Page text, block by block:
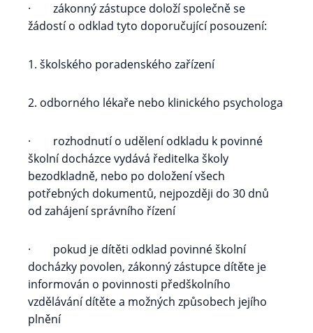
· zákonný zástupce doloží společně se
žádostí o odklad tyto doporučující posouzení:
1. školského poradenského zařízení
2. odborného lékaře nebo klinického psychologa
· rozhodnutí o udělení odkladu k povinné
školní docházce vydává ředitelka školy
bezodkladně, nebo po doložení všech
potřebných dokumentů, nejpozději do 30 dnů
od zahájení správního řízení
· pokud je dítěti odklad povinné školní
docházky povolen, zákonný zástupce dítěte je
informován o povinnosti předškolního
vzdělávání dítěte a možných způsobech jejího
plnění